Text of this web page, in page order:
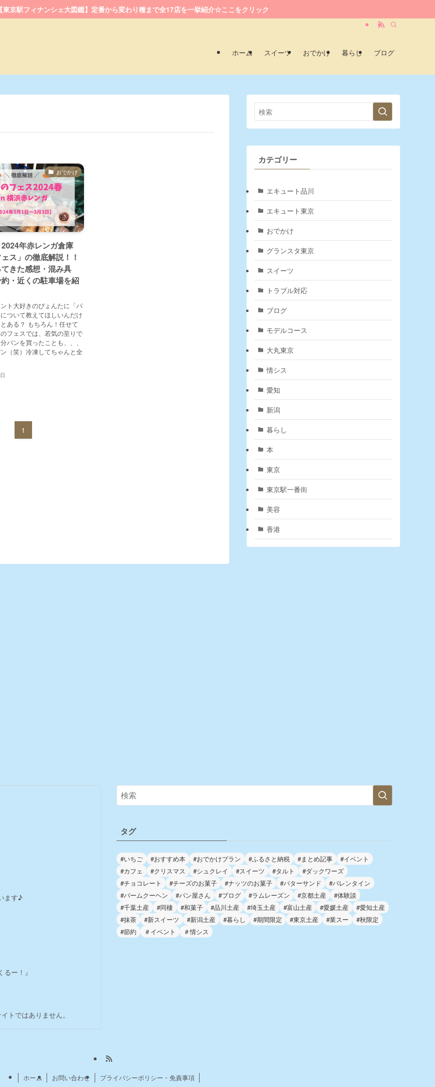
東京駅フィナンシェ大図鑑】定番から変わり種まで全17店を一挙紹介☆ここをクリック
ホーム スイーツ おでかけ 暮らし ブログ
おでかけ
年赤レンガ倉庫
ス」の徹底解説！！
きた感想・混み具
・近くの駐車場を紹
ト大好きのぴょんたに「パ
ついて教えてほしいんだけ
ある？ もちろん！任せて
フェスでは、若気の至りで
パンを買ったことも、、、
（笑）冷凍してちゃんと全
1
カテゴリー
エキュート品川
エキュート東京
おでかけ
グランスタ東京
スイーツ
トラブル対応
ブログ
モデルコース
大丸東京
情シス
愛知
新潟
暮らし
本
東京
東京駅一番街
美容
香港
ます♪
ー！』
トではありません。
タグ
#いちご #おすすめ本 #おでかけプラン #ふるさと納税 #まとめ記事
#イベント
#カフェ
#クリスマス #シュクレイ #スイーツ #タルト
#ダックワーズ
#チョコレート
#チーズのお菓子 #ナッツのお菓子 #バターサンド
#バレンタイン
#バームクーヘン
#パン屋さん #ブログ #ラムレーズン #京都土産
#体験談
#千葉土産
#同棲 #和菓子 #品川土産 #埼玉土産 #富山土産 #愛媛土産
#愛知土産
#抹茶
#新スイーツ #新潟土産 #暮らし #期間限定 #東京土産 #業スー
#秋限定
#節約
＃イベント ＃情シス
ホーム お問い合わせ プライバシーポリシー・免責事項